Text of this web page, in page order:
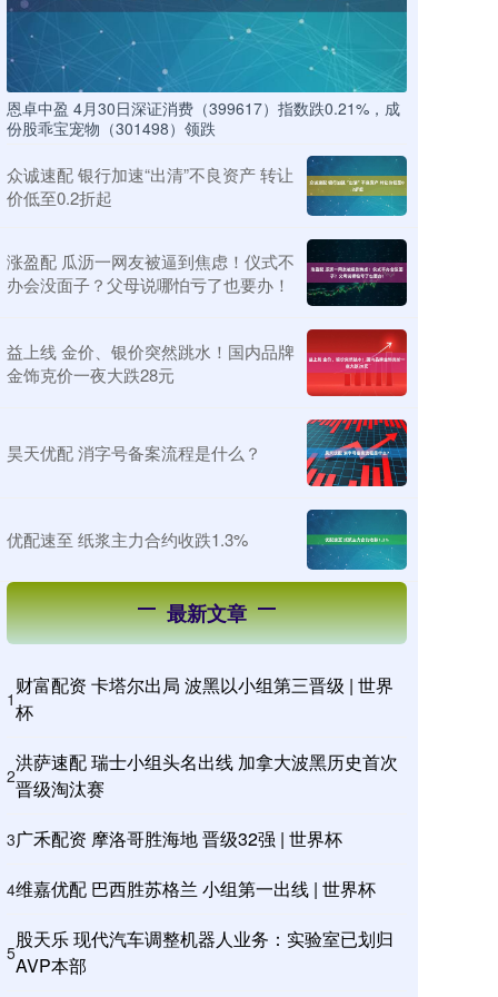
恩卓中盈 4月30日深证消费（399617）指数跌0.21%，成
份股乖宝宠物（301498）领跌
众诚速配 银行加速“出清”不良资产 转让
价低至0.2折起
涨盈配 瓜沥一网友被逼到焦虑！仪式不
办会没面子？父母说哪怕亏了也要办！
益上线 金价、银价突然跳水！国内品牌
金饰克价一夜大跌28元
昊天优配 消字号备案流程是什么？
优配速至 纸浆主力合约收跌1.3%
最新文章
1
财富配资 卡塔尔出局 波黑以小组第三晋级 | 世界
杯
2
洪萨速配 瑞士小组头名出线 加拿大波黑历史首次
晋级淘汰赛
3广禾配资 摩洛哥胜海地 晋级32强 | 世界杯
4维嘉优配 巴西胜苏格兰 小组第一出线 | 世界杯
5
股天乐 现代汽车调整机器人业务：实验室已划归
AVP本部